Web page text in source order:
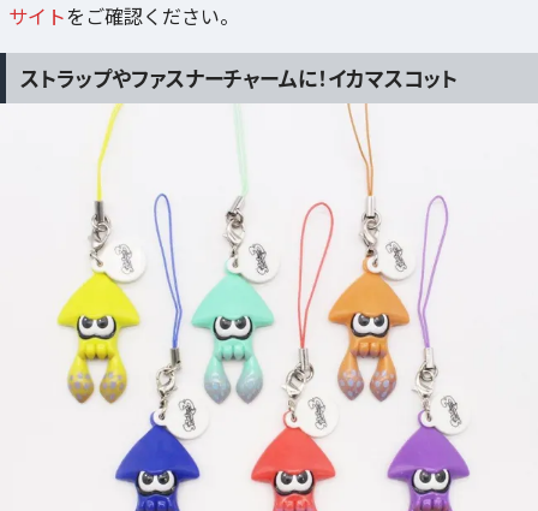
サイトをご確認ください。
ストラップやファスナーチャームに！イカマスコット